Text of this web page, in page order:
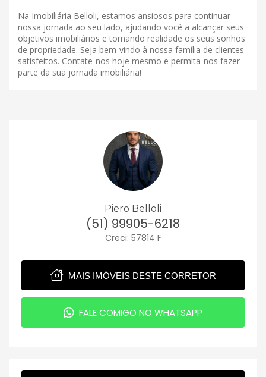
Na Imobiliária Belloli, estamos ansiosos para continuar
nossa jornada ao seu lado, ajudando você a alcançar seus
objetivos imobiliários e tornando realidade os seus sonhos
de propriedade. Seja bem-vindo à nossa família de clientes
satisfeitos. Contate-nos hoje mesmo e permita-nos fazer
parte da sua jornada imobiliária!
Piero Belloli
(51) 99905-6218
Creci: 57814 F
MAIS IMÓVEIS DESTE CORRETOR
FALE COMIGO NO WHATSAPP